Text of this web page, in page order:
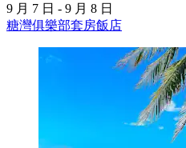
9 月 7 日 - 9 月 8 日
糖灣俱樂部套房飯店